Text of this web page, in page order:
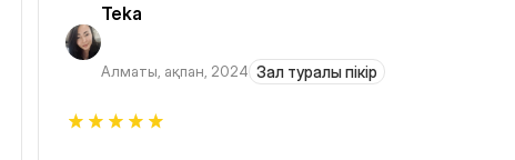
Teka
Алматы, ақпан, 2024 Зал туралы пікір